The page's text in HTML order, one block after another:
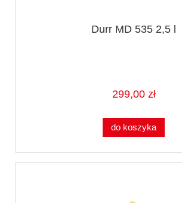
Durr MD 535 2,5 l
299,00 zł
do koszyka